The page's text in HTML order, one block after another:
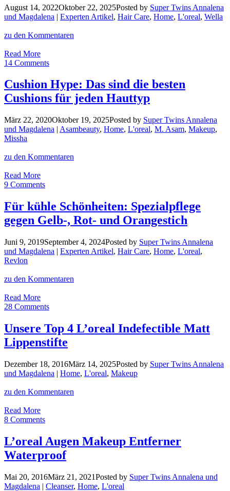
der
Blondierung
zur
Abmattierung
–
Teil
3
August 14, 2022Oktober 22, 2025Posted by Super Twins Annalena
und Magdalena | Experten Artikel, Hair Care, Home, L'oreal, Wella
zu den Kommentaren
Read MoreUnser
Friseur-
Was
tun
gegen
in
blonden
Haaren?
Teil
14 Comments
Cushion Hype: Das sind die besten
Cushions für jeden Hauttyp
März 22, 2020Oktober 19, 2025Posted by Super Twins Annalena
und Magdalena | Asambeauty, Home, L'oreal, M. Asam, Makeup,
Missha
zu den Kommentaren
Read MoreCushion
Hype:
sind
die
besten
für
jeden
Hauttyp
9 Comments
Für kühle Schönheiten: Spezialpflege
gegen Gelb-, Rot- und Orangestich
Juni 9, 2019September 4, 2024Posted by Super Twins Annalena
und Magdalena | Experten Artikel, Hair Care, Home, L'oreal,
Revlon
zu den Kommentaren
Read MoreFür
kühle
Spezialpflege
gegen
Gelb-,
und
Orangestich
28 Comments
Unsere Top 4 L’oreal Indefectible Matt
Lippenstifte
Dezember 18, 2016März 14, 2025Posted by Super Twins Annalena
und Magdalena | Home, L'oreal, Makeup
zu den Kommentaren
Read MoreUnsere
Top
L’oreal
Indefectible
Matt
8 Comments
L’oreal Augen Makeup Entferner
Waterproof
Mai 20, 2016März 21, 2021Posted by Super Twins Annalena und
Magdalena | Cleanser, Home, L'oreal